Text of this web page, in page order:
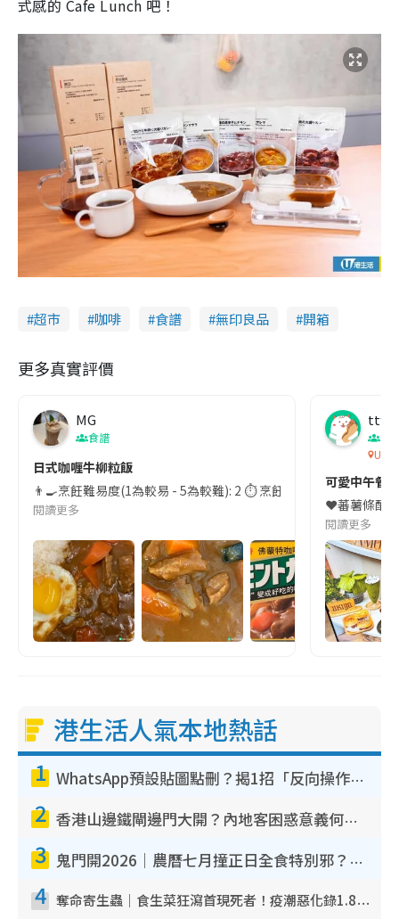
式感的 Cafe Lunch 吧！
超市 咖啡 食譜 無印良品 開箱
更多真實評價
MG
食譜
日式咖喱牛柳粒飯
👨‍🍳烹飪難易度(1為較易 - 5為較難): 2 ⏱️ 烹飪時間: 大約30分鐘
閱讀更多
可愛中午餐
❤️蕃薯條配
閱讀更多
港生活人氣本地熱話
1 WhatsApp預設貼圖點刪？揭1招「反向操作」還原簡潔介面 附3步實測教學
2 香港山邊鐵閘邊門大開？內地客困惑意義何在！網民神回覆：呢種叫法理性防禦
3 鬼門開2026｜農曆七月撞正日全食特別邪？專家警告切忌做一事！揭4大禁忌+2招保平安
4 奪命寄生蟲｜食生菜狂瀉首現死者！疫潮惡化錄1.8萬宗病例 揭洗菜3大謬誤